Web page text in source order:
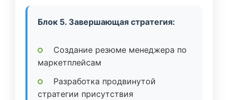
Блок 5. Завершающая стратегия:
Создание резюме менеджера по
маркетплейсам
Разработка продвинутой
стратегии присутствия